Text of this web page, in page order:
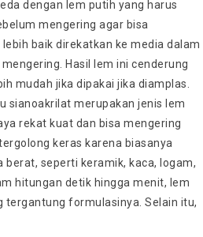
dengan lem putih yang harus
mengering agar bisa
baik direkatkan ke media dalam
Hasil lem ini cenderung
mudah jika dipakai jika diamplas.
sianoakrilat merupakan jenis lem
rekat kuat dan bisa mengering
keras karena biasanya
berat, seperti keramik, kaca, logam,
hitungan detik hingga menit, lem
tergantung formulasinya. Selain itu,